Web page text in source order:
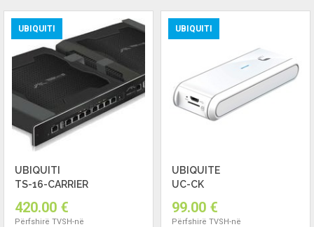
UBIQUITI
UBIQUITI
TS-16-CARRIER
420.00 €
Përfshirë TVSH-në
UBIQUITI
UBIQUITE
UC-CK
99.00 €
Përfshirë TVSH-në